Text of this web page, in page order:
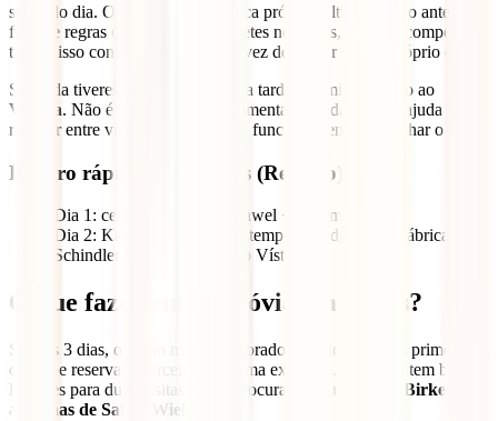
segundo dia. O museu tem bilhética própria, último acesso antes do
fecho e regras concretas para bilhetes nominais, por isso compensa
tratar disso com antecedência em vez de deixar para o próprio dia.
Se ainda tiveres margem, termina a tarde a caminhar junto ao
Vístula. Não é a parte mais monumental da cidade, mas ajuda a
respirar entre visitas mais densas e funciona bem para fechar o dia.
Roteiro rápido para 2 dias (Resumo)
Dia 1: centro histórico + Wawel + Kazimierz;
Dia 2: Kazimierz com mais tempo + Podgórze + Fábrica de
Schindler + passeio junto ao Vístula.
O que fazer em Cracóvia em 3 dias?
Se tens 3 dias, o plano mais equilibrado é dedicar os dois primeiros à
cidade e reservar o terceiro para uma excursão. Cracóvia tem boas
ligações para duas visitas muito procuradas:
Auschwitz-Birkenau
as
Minas de Sal de Wieliczka